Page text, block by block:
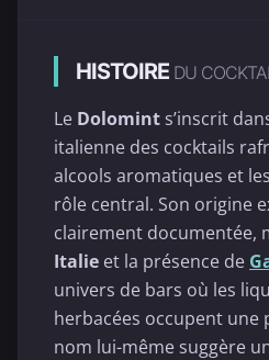
HISTOIRE DU
Le Dolomint s’inscrit
italienne des cocktails
alcools aromatiques et
rôle central. Son origine
clairement documentée,
Italie et la présence de
univers de bars où les
herbacées occupent une
nom lui-même suggère